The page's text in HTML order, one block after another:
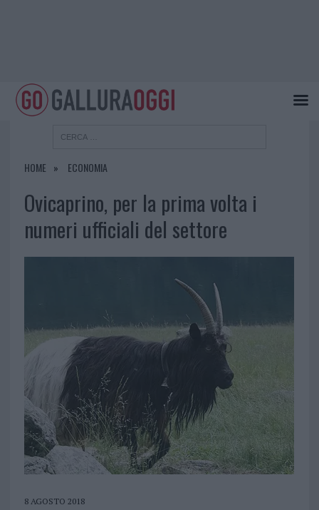
HOME ECONOMIA
Ovicaprino, per la prima volta i
numeri ufficiali del settore
8 AGOSTO 2018